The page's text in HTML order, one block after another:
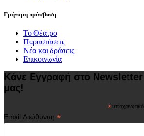
Γρήγορη πρόσβαση
Το Θέατρο
Παραστάσεις
Νέα και δράσεις
Επικοινωνία
Κάνε Εγγραφή στο Newsletter
μας!
* υποχρεωτικό
Email Διεύθυνση *